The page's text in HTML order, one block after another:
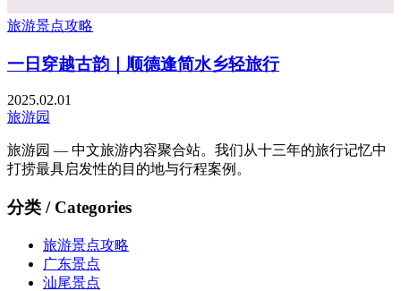
旅游景点攻略
一日穿越古韵｜顺德逢简水乡轻旅行
2025.02.01
旅游园
旅游园 — 中文旅游内容聚合站。我们从十三年的旅行记忆中
打捞最具启发性的目的地与行程案例。
分类 / Categories
旅游景点攻略
广东景点
汕尾景点